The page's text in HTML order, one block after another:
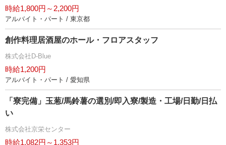
時給1,800円～2,200円
アルバイト・パート / 東京都
創作料理居酒屋のホール・フロアスタッフ
株式会社D-Blue
時給1,200円
アルバイト・パート / 愛知県
「寮完備」玉葱/馬鈴薯の選別/即入寮/製造・工場/日勤/日払
い
株式会社京栄センター
時給1,082円～1,353円